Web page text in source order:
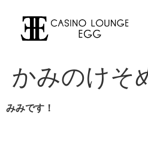
かみのけそ
みみです！